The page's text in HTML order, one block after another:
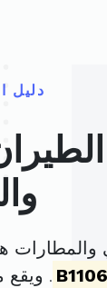
دليل
. ويقع